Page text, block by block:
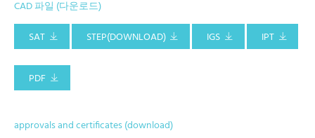
CAD 파일 (다운로드)
SAT
STEP(DOWNLOAD) IGS IPT
PDF
approvals and certificates (download)